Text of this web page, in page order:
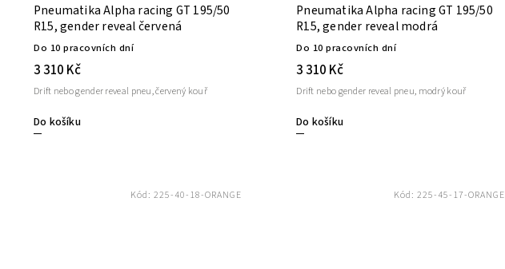
Pneumatika Alpha racing GT 195/50
R15, gender reveal červená
Do 10 pracovních dní
3 310 Kč
Do košíku
Drift nebo gender reveal pneu, červený kouř
Pneumatika Alpha racing GT 195/50
R15, gender reveal modrá
Do 10 pracovních dní
3 310 Kč
Do košíku
Drift nebo gender reveal pneu, modrý kouř
Kód:225-40-18-ORANGE Kód: 225-45-17-ORANGE